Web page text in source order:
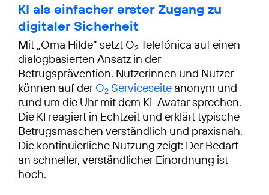
KI als einfacher erster Zugang zu
digitaler Sicherheit
Mit „Oma Hilde“ setzt O2Telefónica auf einen
dialogbasierten Ansatz in der
Betrugsprävention. Nutzerinnen und Nutzer
können auf derO2 Serviceseite anonym und
rund um die Uhr mit dem KI-Avatar sprechen.
Die KI reagiert in Echtzeit und erklärt typische
Betrugsmaschen verständlich und praxisnah.
Die kontinuierliche Nutzung zeigt: Der Bedarf
an schneller, verständlicher Einordnung ist
hoch.